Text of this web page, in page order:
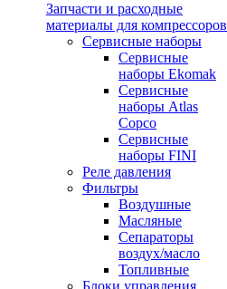
Запчасти и расходные
материалы для компрессоров
Cервисные наборы
Сервисные
наборы Ekomak
Cервисные
наборы Atlas
Copco
Сервисные
наборы FINI
Реле давления
Фильтры
Воздушные
Масляные
Сепараторы
воздух/масло
Топливные
Блоки управления